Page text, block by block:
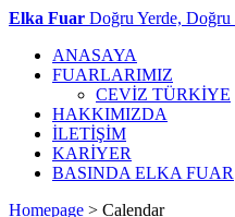
Elka Fuar Doğru Yerde, Doğru
ANASAYA
FUARLARIMIZ
CEVİZ TÜRKİYE
HAKKIMIZDA
İLETİŞİM
KARİYER
BASINDA ELKA FUAR
Homepage > Calendar